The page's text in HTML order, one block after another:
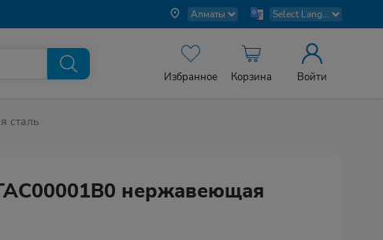
Избранное Корзина Войти
сталь
нержавеющая